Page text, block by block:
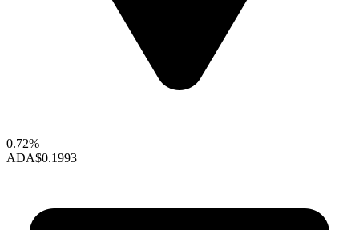
0.72%
ADA$0.1993